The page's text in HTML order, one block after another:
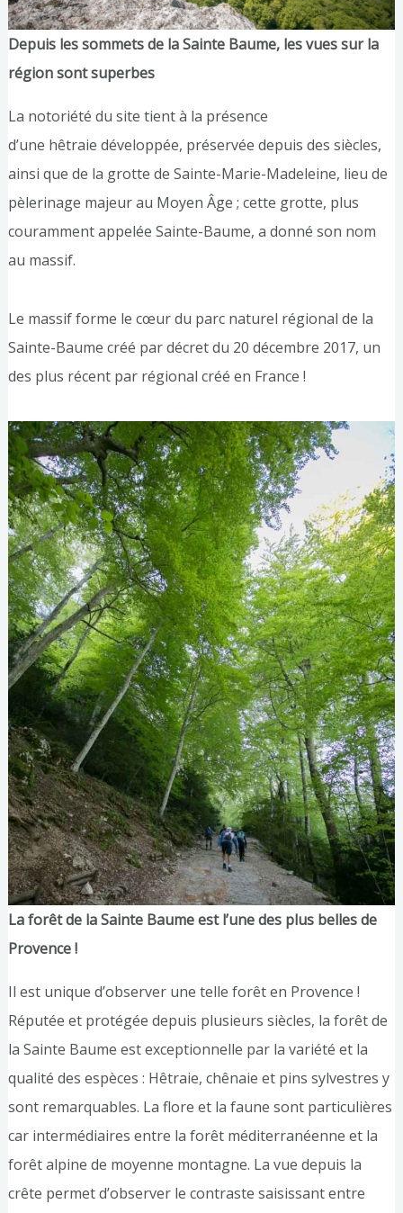
Depuis les sommets de la Sainte Baume, les vues sur la
région sont superbes
La notoriété du site tient à la présence
d’une hêtraie développée, préservée depuis des siècles,
ainsi que de la grotte de Sainte-Marie-Madeleine, lieu de
pèlerinage majeur au Moyen Âge ; cette grotte, plus
couramment appelée Sainte-Baume, a donné son nom
au massif.
Le massif forme le cœur du parc naturel régional de la
Sainte-Baume créé par décret du 20 décembre 2017, un
des plus récent par régional créé en France !
La forêt de la Sainte Baume est l’une des plus belles de
Provence !
Il est unique d’observer une telle forêt en Provence !
Réputée et protégée depuis plusieurs siècles, la forêt de
la Sainte Baume est exceptionnelle par la variété et la
qualité des espèces : Hêtraie, chênaie et pins sylvestres y
sont remarquables. La flore et la faune sont particulières
car intermédiaires entre la forêt méditerranéenne et la
forêt alpine de moyenne montagne. La vue depuis la
crête permet d’observer le contraste saisissant entre